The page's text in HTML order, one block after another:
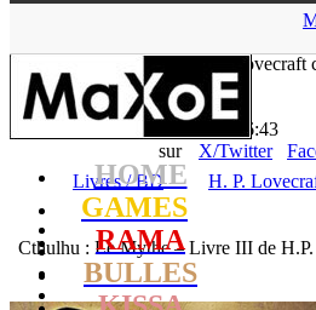
HOME
GAMES
RAMA
BULLES
Livre III de H.P. Lovecraft
- 06.09.16, 16:43
sur
X/Twitter
Livres / BD
H. P.
Cthulhu : Le Mythe – Livre III de